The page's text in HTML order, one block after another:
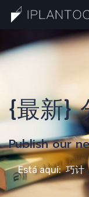
{最新}
Publish our
Está aquí:巧计